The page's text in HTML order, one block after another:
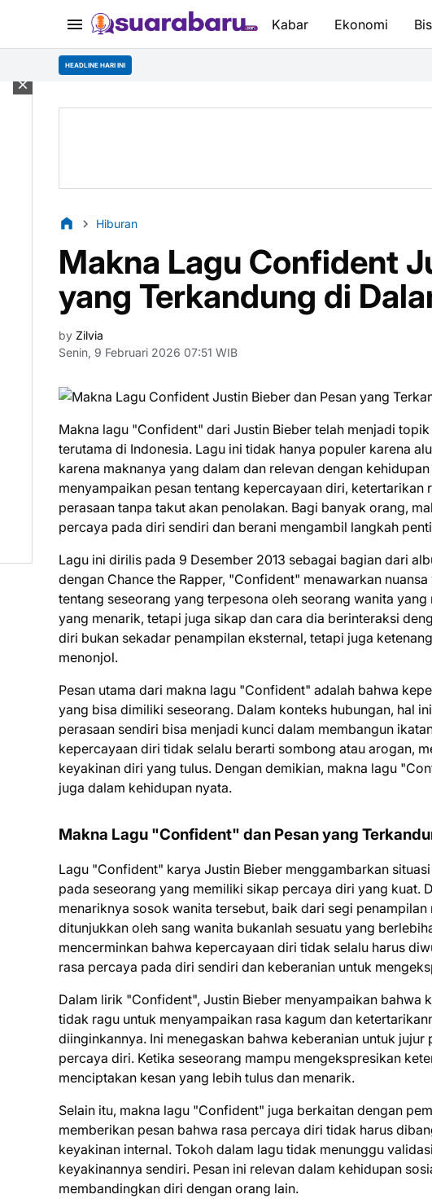
Kabar Ekonomi
HEADLINE HARI INI Mahasiswa
Hiburan
Makna Lagu Confident
yang Terkandung di
by Zilvia
Senin, 9 Februari 2026 07:51 WIB
Makna lagu "Confident" dari Justin Bieber telah menjadi
terutama di Indonesia. Lagu ini tidak hanya populer karena
karena maknanya yang dalam dan relevan dengan
menyampaikan pesan tentang kepercayaan diri,
perasaan tanpa takut akan penolakan. Bagi banyak orang,
percaya pada diri sendiri dan berani mengambil langkah
Lagu ini dirilis pada 9 Desember 2013 sebagai bagian dari
dengan Chance the Rapper, "Confident" menawarkan
tentang seseorang yang terpesona oleh seorang wanita
yang menarik, tetapi juga sikap dan cara dia berinteraksi
diri bukan sekadar penampilan eksternal, tetapi juga
menonjol.
Pesan utama dari makna lagu "Confident" adalah bahwa
yang bisa dimiliki seseorang. Dalam konteks hubungan, hal
perasaan sendiri bisa menjadi kunci dalam membangun
kepercayaan diri tidak selalu berarti sombong atau arogan,
keyakinan diri yang tulus. Dengan demikian, makna lagu
juga dalam kehidupan nyata.
Makna Lagu "Confident" dan Pesan yang
Lagu "Confident" karya Justin Bieber menggambarkan
pada seseorang yang memiliki sikap percaya diri yang kuat.
menariknya sosok wanita tersebut, baik dari segi
ditunjukkan oleh sang wanita bukanlah sesuatu yang
mencerminkan bahwa kepercayaan diri tidak selalu harus
rasa percaya pada diri sendiri dan keberanian untuk
Dalam lirik "Confident", Justin Bieber menyampaikan bahwa
tidak ragu untuk menyampaikan rasa kagum dan
diinginkannya. Ini menegaskan bahwa keberanian untuk
percaya diri. Ketika seseorang mampu mengekspresikan
menciptakan kesan yang lebih tulus dan menarik.
Selain itu, makna lagu "Confident" juga berkaitan dengan
memberikan pesan bahwa rasa percaya diri tidak harus
keyakinan internal. Tokoh dalam lagu tidak menunggu
keyakinannya sendiri. Pesan ini relevan dalam kehidupan
membandingkan diri dengan orang lain.